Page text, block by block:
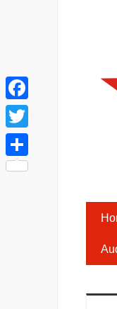
Facebook
Twitter
Share